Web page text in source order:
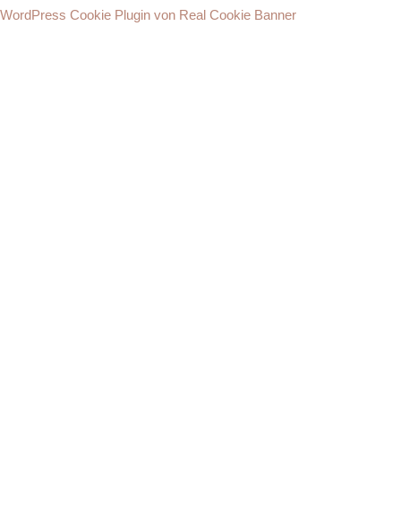
WordPress Cookie Plugin von Real Cookie Banner